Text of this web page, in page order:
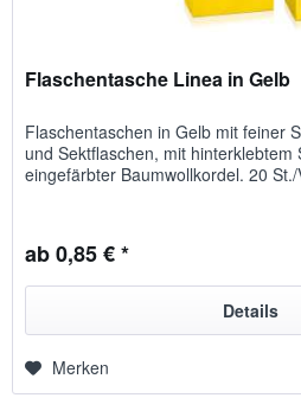
Flaschentasche Linea in Gelb
Flaschentaschen in Gelb mit feiner
und Sektflaschen, mit hinterklebtem
eingefärbter Baumwollkordel. 20 St./
ab 0,85 € *
Details
Merken